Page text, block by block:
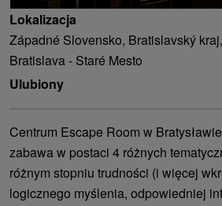
Lokalizacja
Západné Slovensko, Bratislavský
Bratislava - Staré Mesto
Ulubiony
Centrum Escape Room w
zabawa w postaci 4 różnych
różnym stopniu trudności (i więcej
logicznego myślenia, odpowiedniej